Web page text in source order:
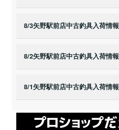
8/3矢野駅前店中古釣具入荷情報
8/2矢野駅前店中古釣具入荷情報
8/1矢野駅前店中古釣具入荷情報